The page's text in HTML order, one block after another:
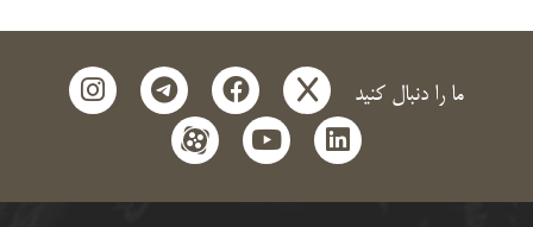
ما را دنبال کنید x
facebook
telegram
instagram
linkedin
youtube
aparat